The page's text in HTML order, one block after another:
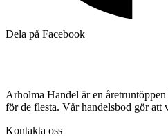
Dela på Facebook
Arholma Handel är en
för de flesta. Vår handelsbod gör att
Kontakta oss